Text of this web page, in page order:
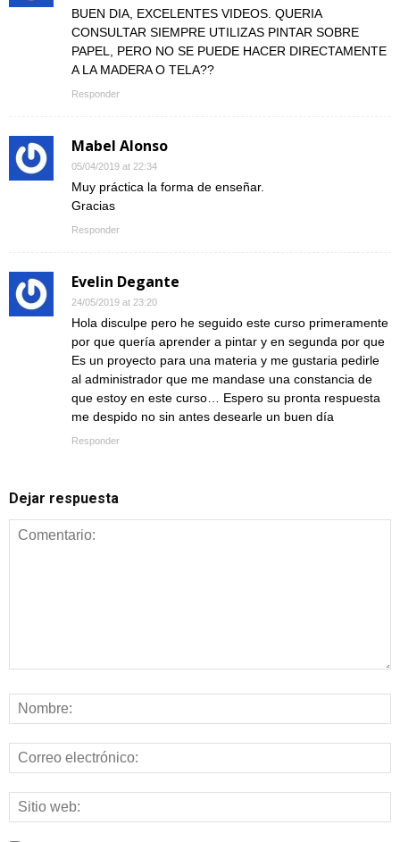
BUEN DIA, EXCELENTES VIDEOS. QUERIA
CONSULTAR SIEMPRE UTILIZAS PINTAR SOBRE
PAPEL, PERO NO SE PUEDE HACER DIRECTAMENTE
A LA MADERA O TELA??
Responder
Mabel Alonso
05/04/2019 at 22:34
Muy práctica la forma de enseñar.
Gracias
Responder
Evelin Degante
24/05/2019 at 23:20
Hola disculpe pero he seguido este curso primeramente
por que quería aprender a pintar y en segunda por que
Es un proyecto para una materia y me gustaria pedirle
al administrador que me mandase una constancia de
que estoy en este curso… Espero su pronta respuesta
me despido no sin antes desearle un buen día
Responder
Dejar respuesta